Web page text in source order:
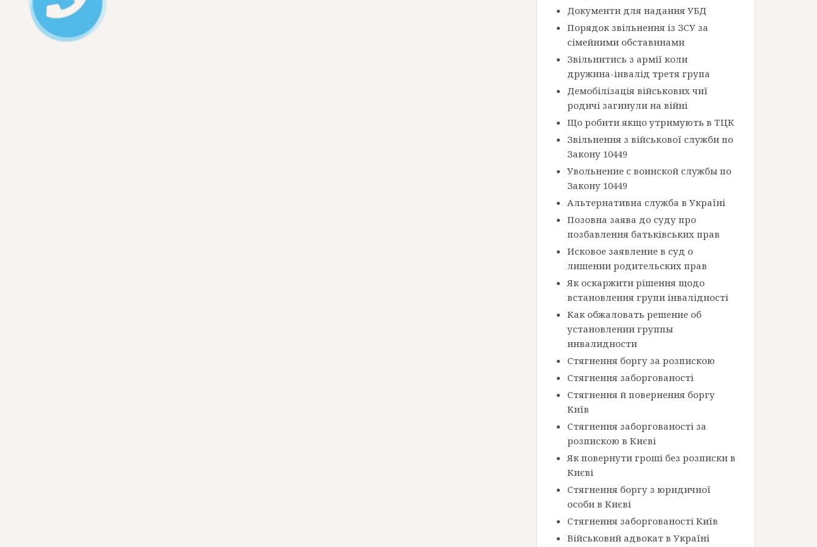
Документи для надання УБД
Порядок звільнення із ЗСУ за
сімейними обставинами
Звільнитись з армії коли
дружина-інвалід третя група
Демобілізація військових чиї
родичі загинули на війні
Що робити якщо утримують в ТЦК
Звільнення з військової служби по
Закону 10449
Увольнение с воинской службы по
Закону 10449
Альтернативна служба в Україні
Позовна заява до суду про
позбавлення батьківських прав
Исковое заявление в суд о
лишении родительских прав
Як оскаржити рішення щодо
встановлення групи інвалідності
Как обжаловать решение об
установлении группы
инвалидности
Стягнення боргу за розпискою
Стягнення заборгованості
Стягнення й повернення боргу
Київ
Стягнення заборгованості за
розпискою в Києві
Як повернути гроші без розписки в
Києві
Стягнення боргу з юридичної
особи в Києві
Стягнення заборгованості Київ
Військовий адвокат в Україні